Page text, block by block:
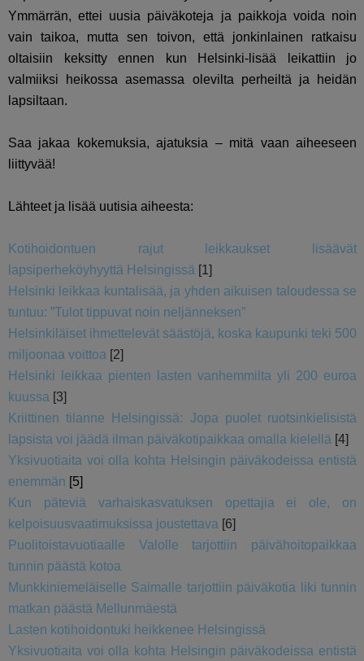
Ymmärrän, ettei uusia päiväkoteja ja paikkoja voida noin
vain taikoa, mutta sen toivon, että jonkinlainen ratkaisu
oltaisiin keksitty ennen kun Helsinki-lisää leikattiin jo
valmiiksi heikossa asemassa olevilta perheiltä ja heidän
lapsiltaan.
Saa jakaa kokemuksia, ajatuksia – mitä vaan aiheeseen
liittyvää!
Lähteet ja lisää uutisia aiheesta:
Kotihoidontuen rajut leikkaukset lisäävät
lapsiperheköyhyyttä Helsingissä [1]
Helsinki leikkaa kuntalisää, ja yhden aikuisen taloudessa se
tuntuu: ”Tulot tippuvat noin neljänneksen”
Helsinkiläiset ihmettelevät säästöjä, koska kaupunki teki 500
miljoonaa voittoa [2]
Helsinki leikkaa pienten lasten vanhemmilta yli 200 euroa
kuussa [3]
Kriittinen tilanne Helsingissä: Jopa puolet ruotsinkielisistä
lapsista voi jäädä ilman päiväkotipaikkaa omalla kielellä [4]
Yksivuotiaita voi olla kohta Helsingin päiväkodeissa entistä
enemmän [5]
Kun päteviä varhaiskasvatuksen opettajia ei ole, on
kelpoisuusvaatimuksissa joustettava [6]
Puolitoistavuotiaalle Valolle tarjottiin päivähoitopaikkaa
tunnin päästä kotoa
Munkkiniemeläiselle Saimalle tarjottiin päiväkotia liki tunnin
matkan päästä Mellunmäestä
Lasten kotihoidontuki heikkenee Helsingissä
Yksivuotiaita voi olla kohta Helsingin päiväkodeissa entistä